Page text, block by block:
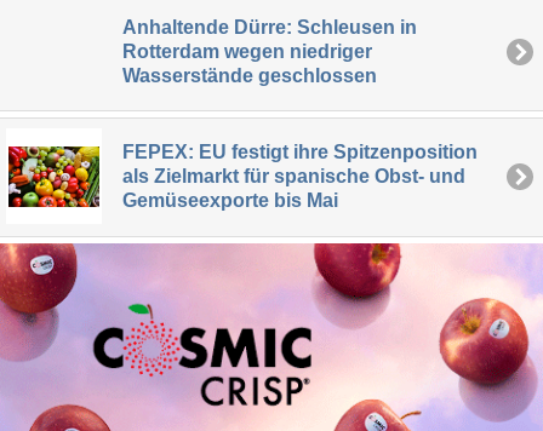
Anhaltende Dürre: Schleusen in
Rotterdam wegen niedriger
Wasserstände geschlossen
FEPEX: EU festigt ihre Spitzenposition
als Zielmarkt für spanische Obst- und
Gemüseexporte bis Mai